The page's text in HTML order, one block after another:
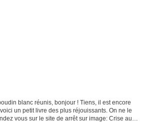
blanc réunis, bonjour ! Tiens, il est encore
un petit livre des plus réjouissants. On ne le
vous sur le site de arrêt sur image: Crise au